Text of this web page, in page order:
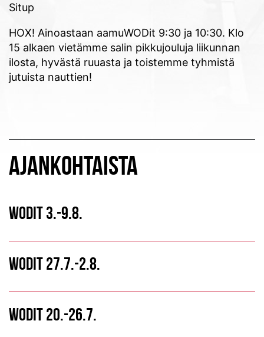
Situp
HOX! Ainoastaan aamuWODit 9:30 ja 10:30. Klo
15 alkaen vietämme salin pikkujouluja liikunnan
ilosta, hyvästä ruuasta ja toistemme tyhmistä
jutuista nauttien!
AJANKOHTAISTA
WODIT 3.-9.8.
WODIT 27.7.-2.8.
WODIT 20.-26.7.